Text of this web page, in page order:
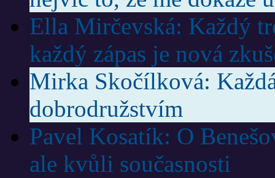
Ella Mirčevská: Každý
každý zápas je nová
Mirka Skočílková:
dobrodružstvím
Pavel Kosatík: O
ale kvůli současnosti